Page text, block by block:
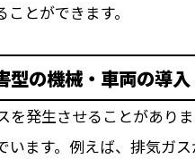
とができます。
型の機械・車両の導入
発生させることがあり
ます。例えば、排気ガ